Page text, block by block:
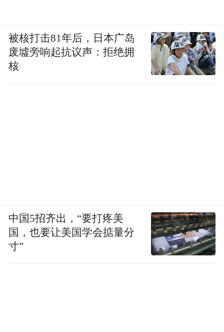
被核打击81年后，日本广岛
废墟旁响起抗议声：拒绝拥
核
中国5招齐出，“要打疼美
国，也要让美国学会掂量分
寸”